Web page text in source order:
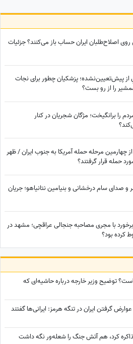
روی اصلاح‌طلبان ایران حساب باز می‌کنند؟ جزئیات
پیش‌تعیین‌نشده؛ پزشکیان چطور برای نجات
را از رو بست؟
را برانگیخت؛ مژگان شجریان در کنار
چهارمین مرحله حمله آمریکا به جنوب ایران / ظهر
حمله قرار گرفتند؟
و صدای سام درخشانی و بنیامین نتانیاهو؛ جریان
با مجری مصاحبه جنجالی عراقچی؛ مشهد در
کرده بود؟
است؟ توضیح وزیر خارجه درباره حاشیه‌ای که
گرفتن ایران در تنگه هرمز: ایرانی‌ها گفتند
کرد، هم آتش جنگ را شعله‌ور نگه داشت